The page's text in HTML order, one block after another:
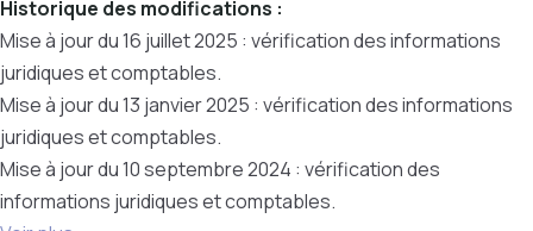
Historique des modifications :
Mise à jour du 16 juillet 2025 : vérification des informations
juridiques et comptables.
Mise à jour du 13 janvier 2025 : vérification des informations
juridiques et comptables.
Mise à jour du 10 septembre 2024 : vérification des
informations juridiques et comptables.